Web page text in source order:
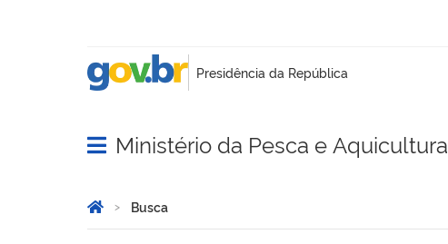
Abrir menu principal de navegação
Ministério da Pesca e Aquicultura
Você está aqui:
Página Inicial
Busca